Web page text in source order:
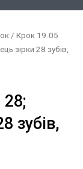
/ Крок 19.05
зірки 28 зубів,
зубів,